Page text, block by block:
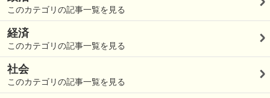
このカテゴリの記事一覧を見る
経済
このカテゴリの記事一覧を見る
社会
このカテゴリの記事一覧を見る